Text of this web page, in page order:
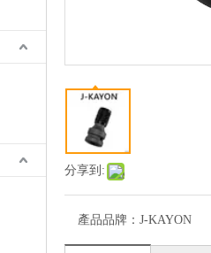
分享到:
產品品牌： J-KAYON